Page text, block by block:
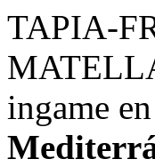
TAPIA-
ingame